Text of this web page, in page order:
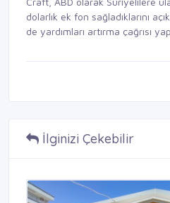
dolarlık ek fon sağladıklarını
de yardımları artırma çağrısı
İlginizi Çekebilir